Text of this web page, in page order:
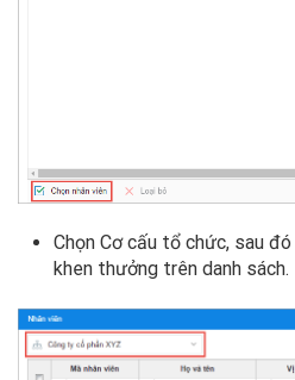
Chọn Cơ cấu tổ chức, sau
khen thưởng trên danh sách.